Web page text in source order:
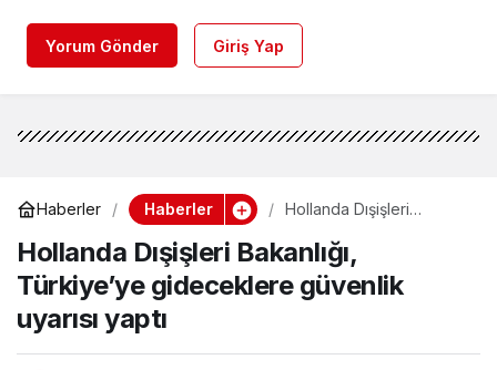
Yorum Gönder Giriş Yap
Haberler Haberler
Hollanda Dışişleri
gideceklere güvenlik
uyarısı yaptı
Hollanda Dışişleri Bakanlığı,
Türkiye’ye gideceklere güvenlik
uyarısı yaptı